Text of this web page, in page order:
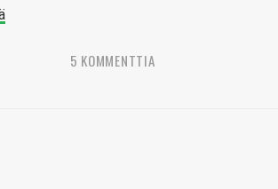
5 KOMMENTTIA